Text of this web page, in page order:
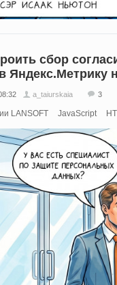
сбор
Яндекс.Метрику
a_taiurskaia 3
LANSOFT JavaScript